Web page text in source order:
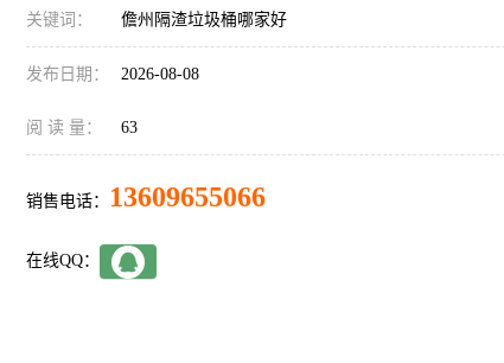
关键词： 儋州隔渣垃圾桶哪家好
发布日期： 2026-08-08
阅 读 量： 63
销售电话： 13609655066
在线QQ：